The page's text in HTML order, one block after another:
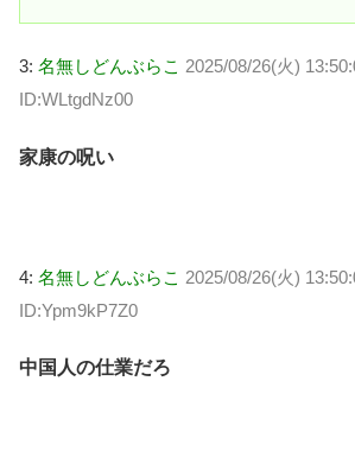
3: 名無しどんぶらこ 2025/08/26(火)
ID:WLtgdNz00
家康の呪い
4: 名無しどんぶらこ 2025/08/26(火)
ID:Ypm9kP7Z0
中国人の仕業だろ